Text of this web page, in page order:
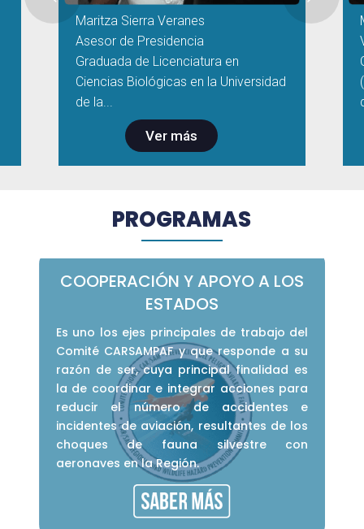
Maritza Sierra Veranes
Asesor de Presidencia
Graduada de Licenciatura en
Ciencias Biológicas en la Universidad
de la...
Ver más
PROGRAMAS
COOPERACIÓN Y APOYO A LOS
ESTADOS
Es uno los ejes principales de trabajo del
Comité CARSAMPAF y que responde a su
razón de ser, cuya principal finalidad es
la de coordinar e integrar acciones para
reducir el número de accidentes e
incidentes de aviación, resultantes de los
choques de fauna silvestre con
aeronaves en la Región.